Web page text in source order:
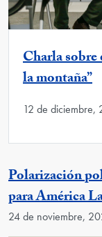
Charla
la montaña”
12 de diciembre,
Polarización
para América
24 de noviembre,